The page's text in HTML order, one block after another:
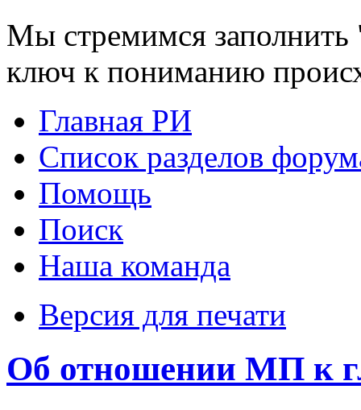
Мы стремимся заполнить
ключ к пониманию
Главная РИ
Список разделов
Помощь
Поиск
Наша команда
Версия для печати
Об отношении МП к